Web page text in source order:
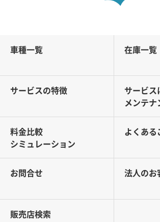
車種一覧 在庫一覧
サービスの特徴
サービス
メンテナ
料金比較
シミュレーション
よくある
お問合せ 法人のお
販売店検索